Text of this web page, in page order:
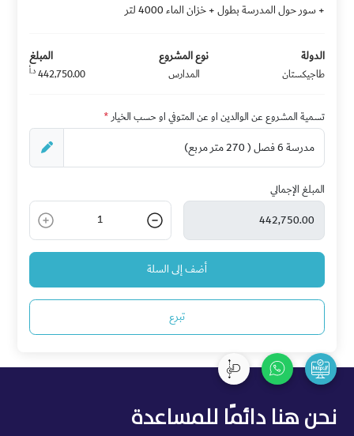
+ سور حول المدرسة بطول + خزان الماء 4000 لتر
الدولة
طاجيكستان
نوع المشروع
المدارس
المبلغ
442,750.00 د.أ
تسمية المشروع عن الوالدين او عن المتوفي او حسب الخيار*
المبلغ الإجمالي
1
أضف إلى السلة
تبرع
نحن هنا دائمًا للمساعدة